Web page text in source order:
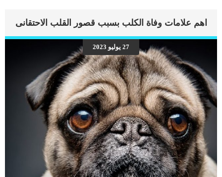
اهم علامات وفاة الكلب بسبب قصور القلب الاحتقانى
27 يوليو 2023